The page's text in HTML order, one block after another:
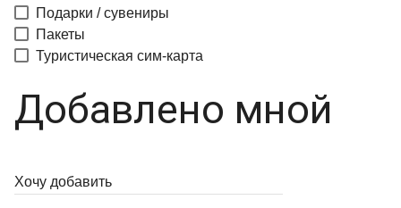
Подарки / сувениры
Пакеты
Туристическая сим-карта
Добавлено мной